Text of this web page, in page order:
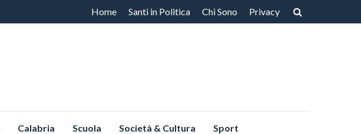
VaiHome Santi in Politica Chi Sono Privacy
Calabria Scuola Società & Cultura Sport